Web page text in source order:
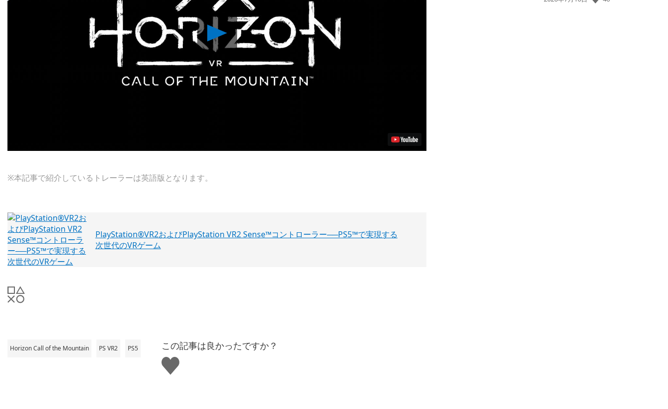
Play
Video
※本記事で紹介しているトレーラーは英語版となります。
PlayStation®VR2およびPlayStation VR2 Sense™コントローラー──PS5™で実現する
次世代のVRゲーム
Horizon Call of the Mountain PS VR2 PS5
この記事は良かったですか？
い
い